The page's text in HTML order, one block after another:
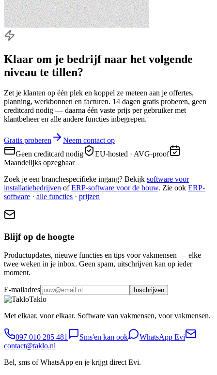
Klaar om je bedrijf naar het volgende
niveau te tillen?
Zet je klanten op één plek en koppel ze meteen aan je offertes,
planning, werkbonnen en facturen. 14 dagen gratis proberen, geen
creditcard nodig — daarna één vaste prijs per gebruiker met
klantbeheer en alle andere functies inbegrepen.
Gratis proberen
Neem contact op
Geen creditcard nodig
EU-hosted · AVG-proof
Maandelijks opzegbaar
Zoek je een branchespecifieke ingang? Bekijk software voor
installatiebedrijven of ERP-software voor de bouw. Zie ook ERP-
software · alle functies · prijzen
Blijf op de hoogte
Productupdates, nieuwe functies en tips voor vakmensen — elke
twee weken in je inbox. Geen spam, uitschrijven kan op ieder
moment.
E-mailadres Inschrijven
Taklo
Met elkaar, voor elkaar. Software van vakmensen, voor vakmensen.
097 010 285 481 Sms'en kan ook
WhatsApp Evi
contact@taklo.nl
Bel, sms of WhatsApp en je krijgt direct Evi.